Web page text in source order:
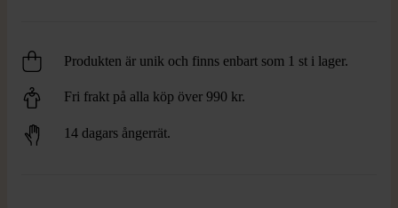
Produkten är unik och finns enbart som 1 st i lager.
Fri frakt på alla köp över 990 kr.
14 dagars ångerrät.